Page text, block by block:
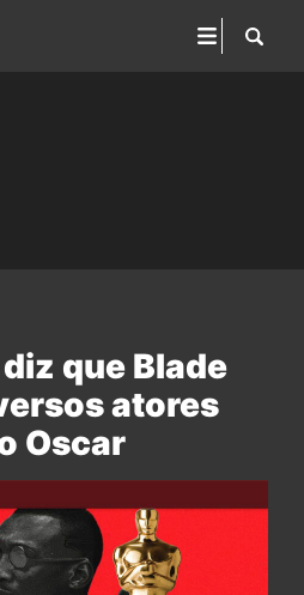
que Blade
atores
Oscar